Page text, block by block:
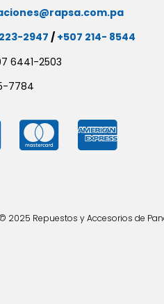
2947 / +507 214- 8544
6441-2503
7784
© 2025 Repuestos y Accesorios de